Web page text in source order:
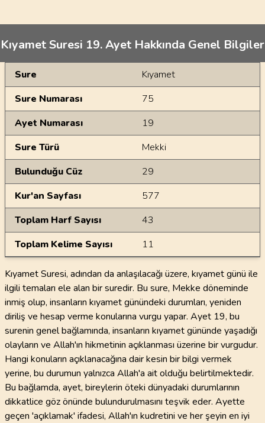
Kıyamet Suresi 19. Ayet Hakkında Genel Bilgiler
Genel Bilgiler
Sure
Kıyamet
Sure Numarası
75
Ayet Numarası
19
Sure Türü
Mekki
Bulunduğu Cüz
29
Kur'an Sayfası
577
Toplam Harf Sayısı
43
Toplam Kelime Sayısı
11
Kıyamet Suresi, adından da anlaşılacağı üzere, kıyamet günü ile
ilgili temaları ele alan bir suredir. Bu sure, Mekke döneminde
inmiş olup, insanların kıyamet günündeki durumları, yeniden
diriliş ve hesap verme konularına vurgu yapar. Ayet 19, bu
surenin genel bağlamında, insanların kıyamet gününde yaşadığı
olayların ve Allah'ın hikmetinin açıklanması üzerine bir vurgudur.
Hangi konuların açıklanacağına dair kesin bir bilgi vermek
yerine, bu durumun yalnızca Allah'a ait olduğu belirtilmektedir.
Bu bağlamda, ayet, bireylerin öteki dünyadaki durumlarının
dikkatlice göz önünde bulundurulmasını teşvik eder. Ayette
geçen 'açıklamak' ifadesi, Allah'ın kudretini ve her şeyin en iyi